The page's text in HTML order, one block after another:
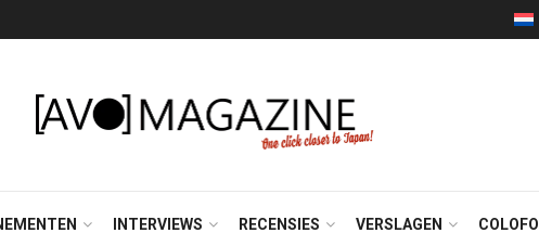
INTERVIEWS RECENSIES VERSLAGEN